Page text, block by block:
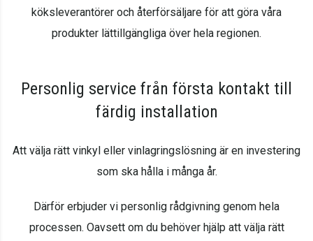
köksleverantörer och återförsäljare för att göra våra
produkter lättillgängliga över hela regionen.
Personlig service från första kontakt till
färdig installation
Att välja rätt vinkyl eller vinlagringslösning är en investering
som ska hålla i många år.
Därför erbjuder vi personlig rådgivning genom hela
processen. Oavsett om du behöver hjälp att välja rätt